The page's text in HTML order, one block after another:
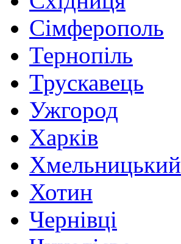
Сімферополь
Тернопіль
Трускавець
Ужгород
Харків
Хмельницький
Хотин
Чернівці